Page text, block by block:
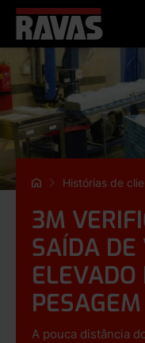
Histórias de
3M
SAÍDA DE
ELEVADO
PESAGEM
A pouca distância